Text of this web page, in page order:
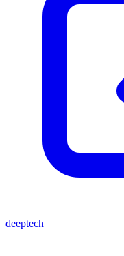
deeptech